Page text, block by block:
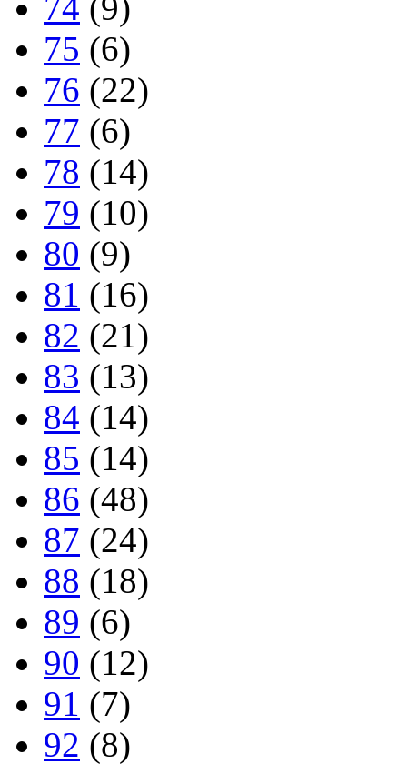
75 (6)
76 (22)
77 (6)
78 (14)
79 (10)
80 (9)
81 (16)
82 (21)
83 (13)
84 (14)
85 (14)
86 (48)
87 (24)
88 (18)
89 (6)
90 (12)
91 (7)
92 (8)